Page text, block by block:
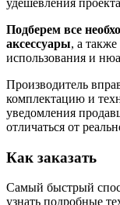
Подберем все
аксессуары, а
использования и
Производитель
комплектацию и
уведомления
отличаться от
Как заказать
Самый быстрый
узнать подробные